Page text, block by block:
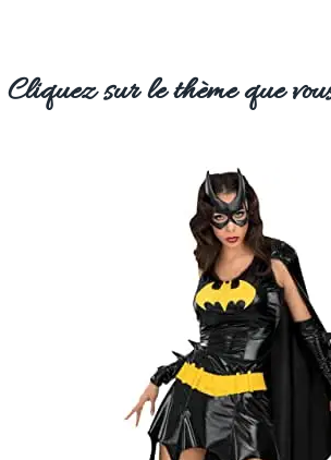
Cliquez sur le thème que